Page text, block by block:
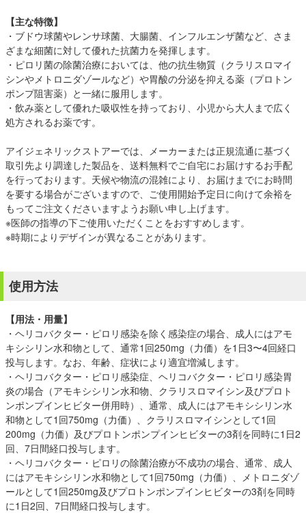
【主な特徴】
・ブドウ球菌やレンサ球菌、大腸菌、インフルエンザ菌など、さま
ざまな細菌に対して優れた抗菌力を発揮します。
・ピロリ菌の除菌治療においては、他の抗生物質（クラリスロマイ
シンやメトロニダゾールなど）や胃酸の分泌を抑える薬（プロトン
ポンプ阻害薬）と一緒に服用します。
・飲み薬として優れた吸収性を持っており、小児から大人まで広く
処方されるお薬です。
アイジェネリックストアーでは、メーカーまたは正規流通に基づく
取引先より調達した製品を、送料無料でご自宅にお届けするお手配
を行っております。天候や物流の混雑により、お届けまでにお時間
を要する場合がございますので、ご使用開始予定日に向けて余裕を
もってご注文くださいますようお願い申し上げます。
※医師の指導の下ご使用いただくことをおすすめします。
※時期によりデザインが異なることがあります。
使用方法
【用法・用量】
・ヘリコバクター・ピロリ感染を除く感染症の場合、成人にはアモ
キシシリン水和物として、通常1回250mg（力価）を1日3〜4回経口
投与します。なお、年齢、症状により適宜増減します。
・ヘリコバクター・ピロリ感染症、ヘリコバクター・ピロリ感染胃
炎の場合（アモキシシリン水和物、クラリスロマイシン及びプロト
ンポンプインヒビター併用時）、通常、成人にはアモキシシリン水
和物として1回750mg（力価）、クラリスロマイシンとして1回
200mg（力価）及びプロトンポンプインヒビターの3剤を同時に1日2
回、7日間経口投与します。
・ヘリコバクター・ピロリの除菌治療が不成功の場合、通常、成人
にはアモキシシリン水和物として1回750mg（力価）、メトロニダゾ
ールとして1回250mg及びプロトンポンプインヒビターの3剤を同時
に1日2回、7日間経口投与します。